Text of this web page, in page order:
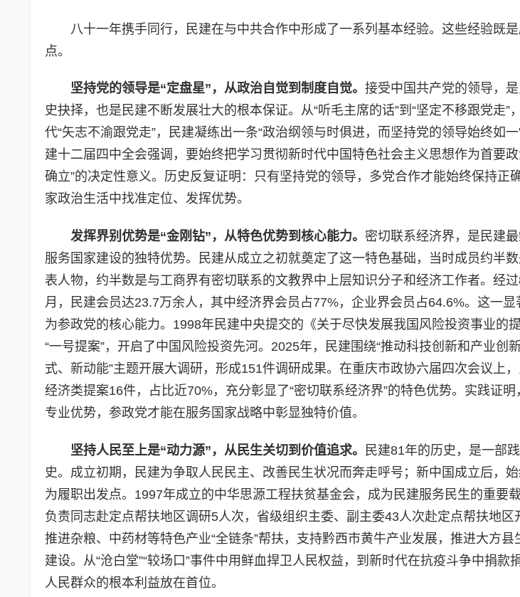
八十一年携手同行，民建在与中共合作中形成了一系列基本经验。这些经验既
点。
坚持党的领导是“定盘星” ， 从政治自觉到制度自觉。 接受中国共产党的领导，
史抉择，也是民建不断发展壮大的根本保证。从“听毛主席的话”到“坚定不移跟党走”
代“矢志不渝跟党走”，民建凝练出一条“政治纲领与时俱进，而坚持党的领导始终如
建十二届四中全会强调，要始终把学习贯彻新时代中国特色社会主义思想作为首要
确立”的决定性意义。历史反复证明：只有坚持党的领导，多党合作才能始终保持正
家政治生活中找准定位、发挥优势。
发挥界别优势是“金刚钻” ， 从特色优势到核心能力。 密切联系经济界，是民建
服务国家建设的独特优势。民建从成立之初就奠定了这一特色基础，当时成员约半
表人物，约半数是与工商界有密切联系的文教界中上层知识分子和经济工作者。经
月，民建会员达23.7万余人，其中经济界会员占77%，企业界会员占64.6%。这一
为参政党的核心能力。1998年民建中央提交的《关于尽快发展我国风险投资事业的
“一号提案”，开启了中国风险投资先河。2025年，民建围绕“推动科技创新和产业创
式、新动能”主题开展大调研，形成151件调研成果。在重庆市政协六届四次会议上
经济类提案16件，占比近70%，充分彰显了“密切联系经济界”的特色优势。实践证
专业优势，参政党才能在服务国家战略中彰显独特价值。
坚持人民至上是“动力源” ， 从民生关切到价值追求。
民建81年的历史，是一部
史。成立初期，民建为争取人民民主、改善民生状况而奔走呼号；新中国成立后，
为履职出发点。1997年成立的中华思源工程扶贫基金会，成为民建服务民生的重要
负责同志赴定点帮扶地区调研5人次，省级组织主委、副主委43人次赴定点帮扶地区
推进杂粮、中药材等特色产业“全链条”帮扶，支持黔西市黄牛产业发展，推进大方
建设。从“沧白堂”“较场口”事件中用鲜血捍卫人民权益，到新时代在抗疫斗争中捐款
人民群众的根本利益放在首位。